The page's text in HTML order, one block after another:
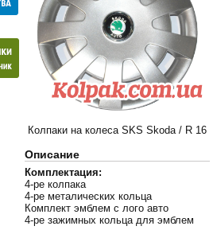
Колпаки на колеса SKS Skoda / R 16
Описание
Комплектация:
4-ре колпака
4-ре металических кольца
Комплект эмблем с лого авто
4-ре зажимных кольца для эмблем